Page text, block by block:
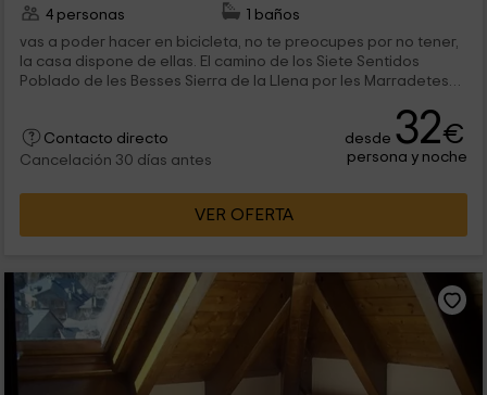
4 personas
1 baños
vas a poder hacer en bicicleta, no te preocupes por no tener,
la casa dispone de ellas. El camino de los Siete Sentidos
Poblado de les Besses Sierra de la Llena por les Marradetes
Contacto directo
Cancelación 30 días antes
desde 32€
persona y noche
VER OFERTA